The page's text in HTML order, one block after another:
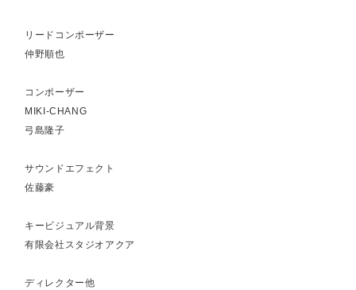
リードコンポーザー
仲野順也
コンポーザー
MIKI-CHANG
弓島隆子
サウンドエフェクト
佐藤豪
キービジュアル背景
有限会社スタジオアクア
ディレクター他